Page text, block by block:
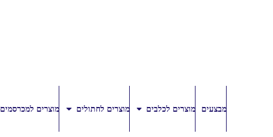
מבצעים מוצרים לכלבים מוצרים לחתולים מוצרים למכרסמים